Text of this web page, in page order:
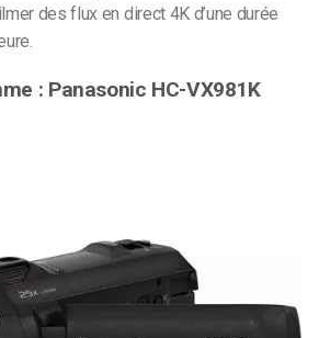
des flux en direct 4K d’une durée
: Panasonic HC-VX981K